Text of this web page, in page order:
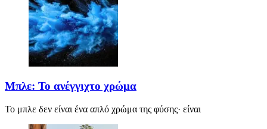
Μπλε: Το ανέγγιχτο χρώμα
Το μπλε δεν είναι ένα απλό χρώμα της φύσης· είναι